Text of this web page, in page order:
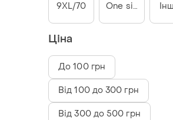
9XL/70 One size
Ціна
До 100 грн
Від 100 до 300 грн
Від 300 до 500 грн